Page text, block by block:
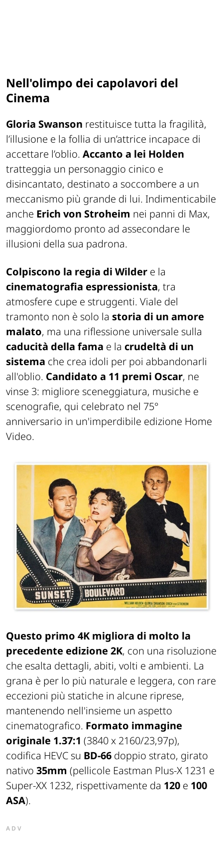
Nell'olimpo dei capolavori del
Cinema
Gloria Swanson restituisce tutta la fragilità,
l’illusione e la follia di un’attrice incapace di
accettare l’oblio. Accanto a lei Holden
tratteggia un personaggio cinico e
disincantato, destinato a soccombere a un
meccanismo più grande di lui. Indimenticabile
anche Erich von Stroheim nei panni di Max,
maggiordomo pronto ad assecondare le
illusioni della sua padrona.
Colpiscono la regia di Wilder e la
cinematografia espressionista, tra
atmosfere cupe e struggenti. Viale del
tramonto non è solo la storia di un amore
malato, ma una riflessione universale sulla
caducità della fama e la crudeltà di un
sistema che crea idoli per poi abbandonarli
all'oblio. Candidato a 11 premi Oscar, ne
vinse 3: migliore sceneggiatura, musiche e
scenografie, qui celebrato nel 75°
anniversario in un'imperdibile edizione Home
Video.
Questo primo 4K migliora di molto la
precedente edizione 2K, con una risoluzione
che esalta dettagli, abiti, volti e ambienti. La
grana è per lo più naturale e leggera, con rare
eccezioni più statiche in alcune riprese,
mantenendo nell'insieme un aspetto
cinematografico. Formato immagine
originale 1.37:1 (3840 x 2160/23,97p),
codifica HEVC su BD-66 doppio strato, girato
nativo 35mm (pellicole Eastman Plus-X 1231 e
Super-XX 1232, rispettivamente da 120 e 100
ASA).
ADV